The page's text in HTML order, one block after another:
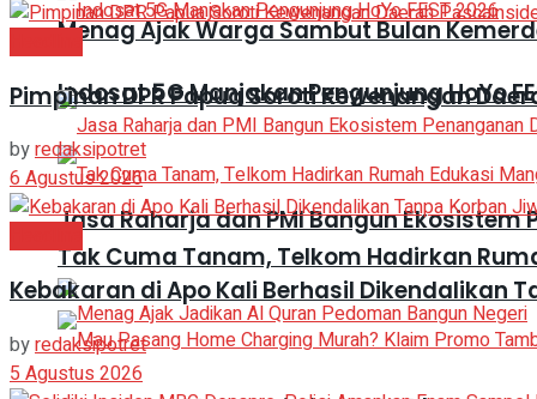
Indosat 5G Manjakan Pengunjung HoYo
Tak Cuma Tanam, Telkom Hadirkan
Menag Ajak Warga Sambut Bulan
Jasa Raharja dan PMI Bangun
Pimpinan DPR Papua Soroti Kewenangan
byredaksipotret
6 Agustus 2026
Kebakaran di Apo Kali Berhasil Dikendalikan
byredaksipotret
5 Agustus 2026